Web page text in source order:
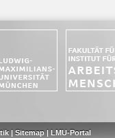
| Sitemap| LMU-Portal